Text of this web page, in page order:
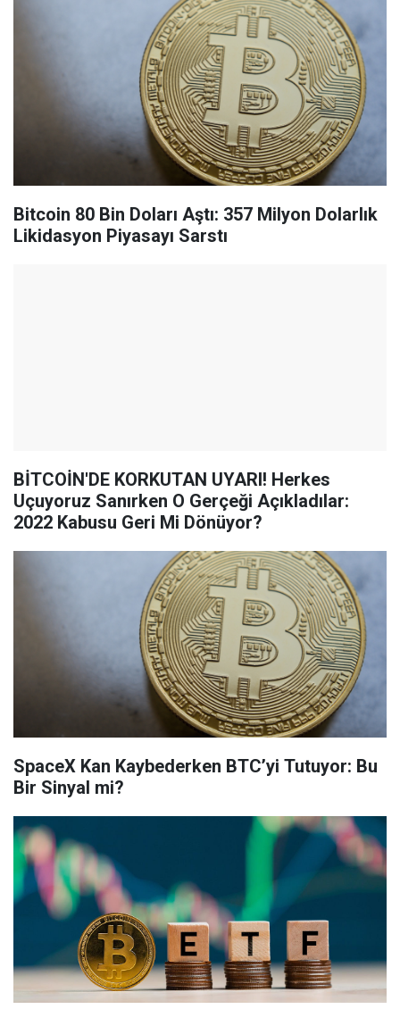
Bitcoin 80 Bin Doları Aştı: 357 Milyon Dolarlık
Likidasyon Piyasayı Sarstı
BİTCOİN'DE KORKUTAN UYARI! Herkes
Uçuyoruz Sanırken O Gerçeği Açıkladılar:
2022 Kabusu Geri Mi Dönüyor?
SpaceX Kan Kaybederken BTC’yi Tutuyor: Bu
Bir Sinyal mi?